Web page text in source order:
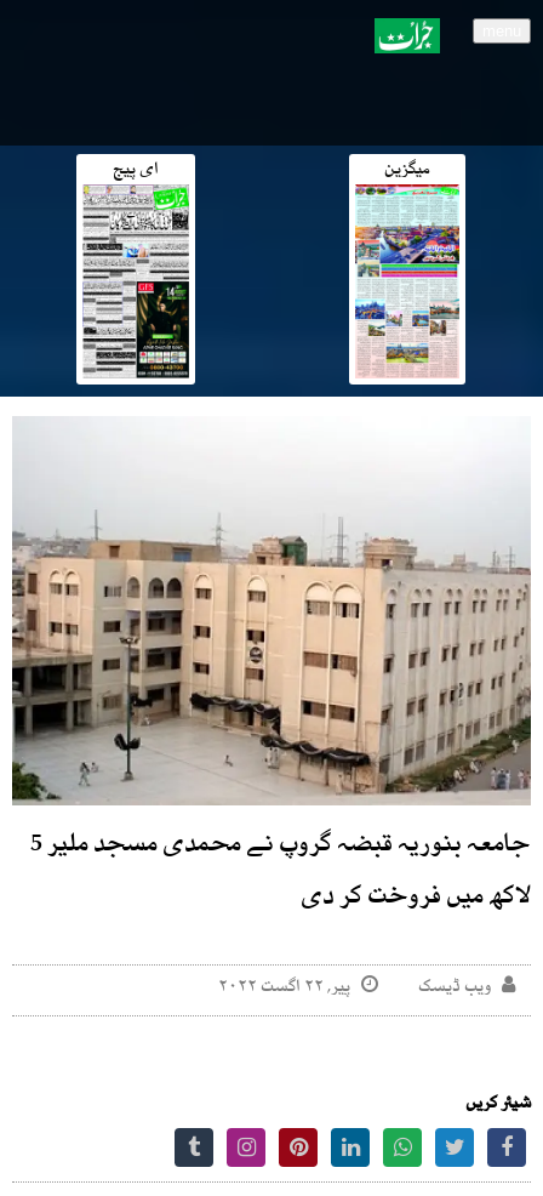
میگزین ای پیج
جامعہ بنوریہ قبضہ گروپ نے محمدی مسجد ملیر 5
لاکھ میں فروخت کر دی
ویب ڈیسک پیر, ۲۲ اگست ۲۰۲۲
شیئر کریں